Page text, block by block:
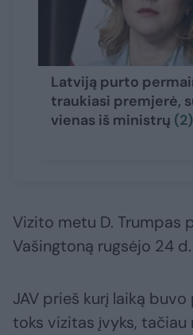
Latviją purto
traukiasi premjerė,
vienas iš ministrų (2)
Vizito metu D. Trumpas
Vašingtoną rugsėjo 24 d.
JAV prieš kurį laiką
toks vizitas įvyks,